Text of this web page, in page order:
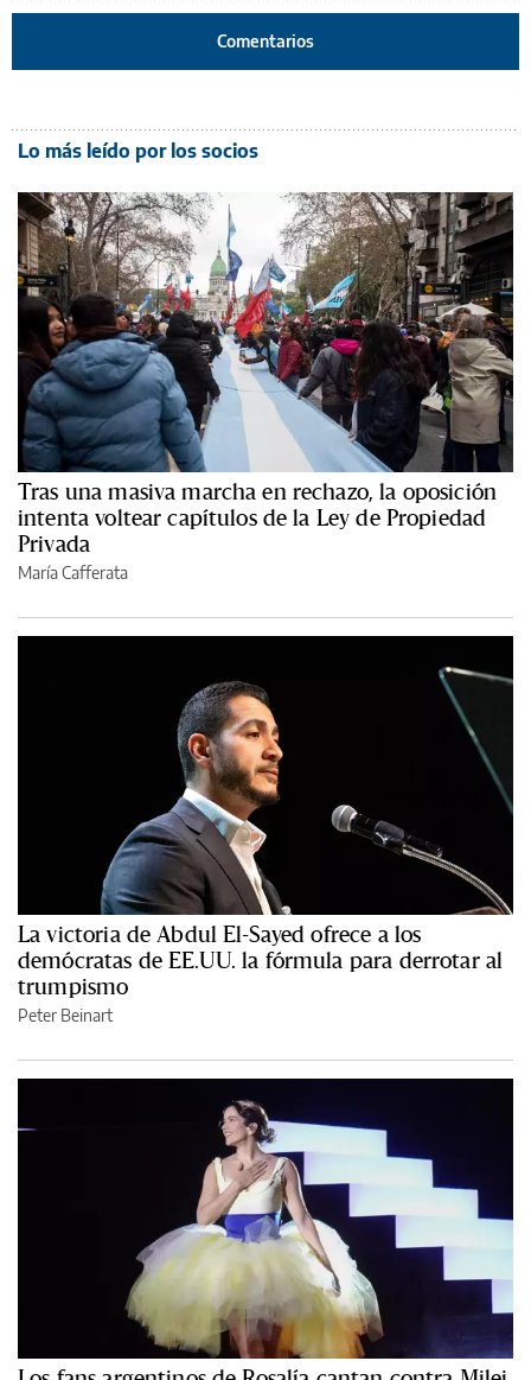
Comentarios
Lo más leído por los socios
Tras una masiva marcha en rechazo, la oposición
intenta voltear capítulos de la Ley de Propiedad
Privada
María Cafferata
La victoria de Abdul El-Sayed ofrece a los
demócratas de EE.UU. la fórmula para derrotar al
trumpismo
Peter Beinart